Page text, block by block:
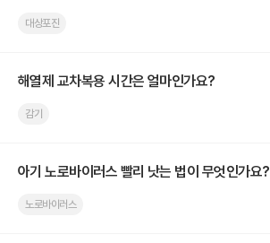
대상포진
해열제 교차복용 시간은 얼마인가요?
감기
아기 노로바이러스 빨리 낫는 법이 무엇인가요?
노로바이러스